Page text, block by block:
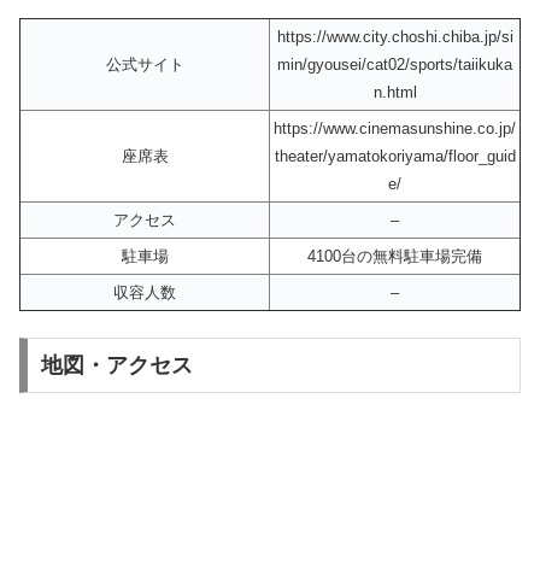
公式サイト
https://www.city.choshi.chiba.jp/si
min/gyousei/cat02/sports/taiikuka
n.html
座席表
https://www.cinemasunshine.co.jp/
theater/yamatokoriyama/floor_guid
e/
アクセス
–
駐車場
4100台の無料駐車場完備
収容人数
–
地図・アクセス